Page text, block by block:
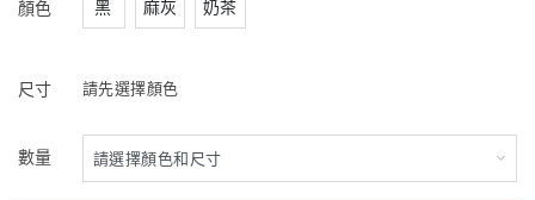
顏色 黑 麻灰 奶茶
尺寸 請先選擇顏色
數量